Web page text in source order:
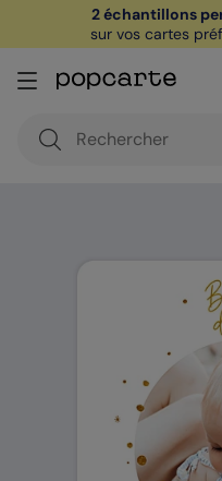
offerte avec le code
2 échantillons
sur vos cartes